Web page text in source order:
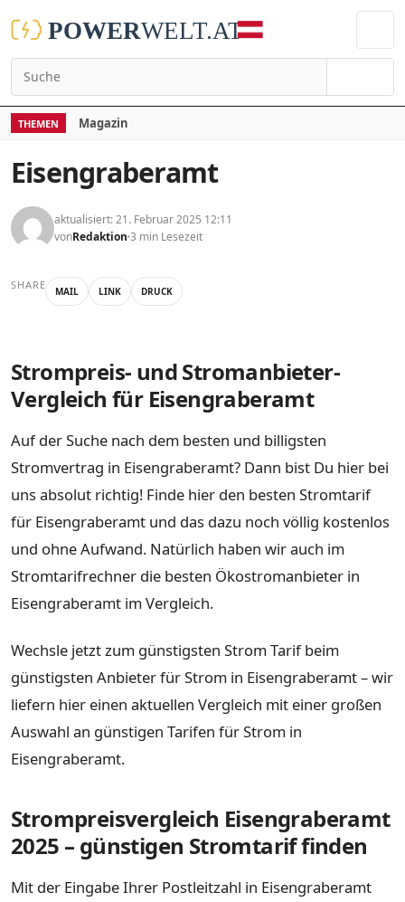
THEMEN Magazin
Eisengraberamt
aktualisiert: 21. Februar 2025 12:11
vonRedaktion 3 min Lesezeit
SHARE MAIL LINK DRUCK
Strompreis- und Stromanbieter-
Vergleich für Eisengraberamt
Auf der Suche nach dem besten und billigsten
Stromvertrag in Eisengraberamt? Dann bist Du hier bei
uns absolut richtig! Finde hier den besten Stromtarif
für Eisengraberamt und das dazu noch völlig kostenlos
und ohne Aufwand. Natürlich haben wir auch im
Stromtarifrechner die besten Ökostromanbieter in
Eisengraberamt im Vergleich.
Wechsle jetzt zum günstigsten Strom Tarif beim
günstigsten Anbieter für Strom in Eisengraberamt – wir
liefern hier einen aktuellen Vergleich mit einer großen
Auswahl an günstigen Tarifen für Strom in
Eisengraberamt.
Strompreisvergleich Eisengraberamt
2025 – günstigen Stromtarif finden
Mit der Eingabe Ihrer Postleitzahl in Eisengraberamt